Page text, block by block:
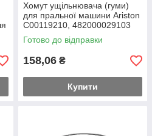
Хомут ущільнювача (гуми)
для пральної машини Ariston
C00119210, 482000029103
(внутрішній)
Готово до відправки
158,06 ₴
Купити